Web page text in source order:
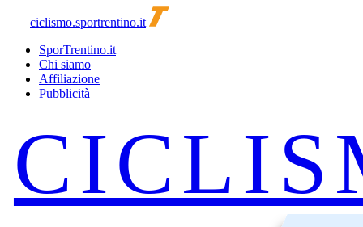
ciclismo.sportrentino.it
SporTrentino.it
Chi siamo
Affiliazione
Pubblicità